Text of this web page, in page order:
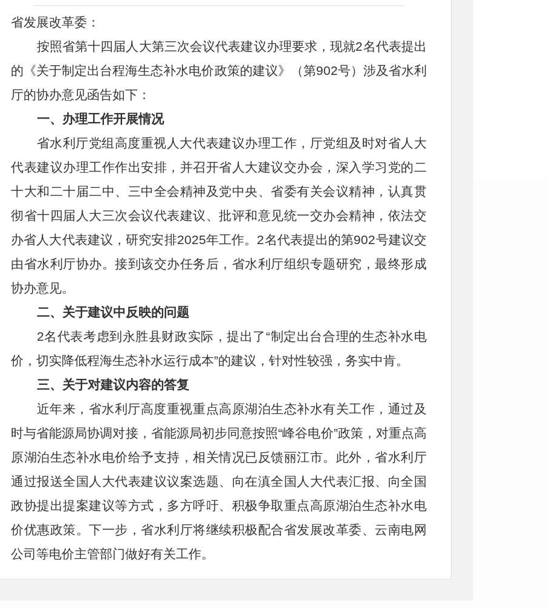
省发展改革委：
按照省第十四届人大第三次会议代表建议办理要求，现就2名代表提出
的《关于制定出台程海生态补水电价政策的建议》（第902号）涉及省水利
厅的协办意见函告如下：
一、办理工作开展情况
省水利厅党组高度重视人大代表建议办理工作，厅党组及时对省人大
代表建议办理工作作出安排，并召开省人大建议交办会，深入学习党的二
十大和二十届二中、三中全会精神及党中央、省委有关会议精神，认真贯
彻省十四届人大三次会议代表建议、批评和意见统一交办会精神，依法交
办省人大代表建议，研究安排2025年工作。2名代表提出的第902号建议交
由省水利厅协办。接到该交办任务后，省水利厅组织专题研究，最终形成
协办意见。
二、关于建议中反映的问题
2名代表考虑到永胜县财政实际，提出了“制定出台合理的生态补水电
价，切实降低程海生态补水运行成本”的建议，针对性较强，务实中肯。
三、关于对建议内容的答复
近年来，省水利厅高度重视重点高原湖泊生态补水有关工作，通过及
时与省能源局协调对接，省能源局初步同意按照“峰谷电价”政策，对重点高
原湖泊生态补水电价给予支持，相关情况已反馈丽江市。此外，省水利厅
通过报送全国人大代表建议议案选题、向在滇全国人大代表汇报、向全国
政协提出提案建议等方式，多方呼吁、积极争取重点高原湖泊生态补水电
价优惠政策。下一步，省水利厅将继续积极配合省发展改革委、云南电网
公司等电价主管部门做好有关工作。